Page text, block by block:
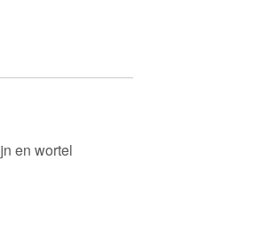
en wortel